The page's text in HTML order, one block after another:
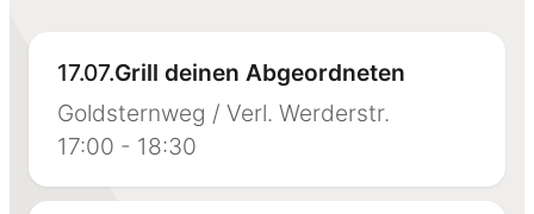
17.07.Grill deinen Abgeordneten
Goldsternweg / Verl. Werderstr.
17:00 - 18:30